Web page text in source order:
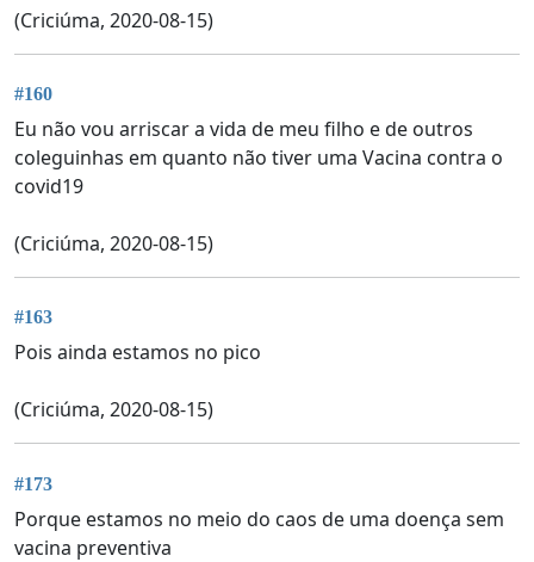
(Criciúma, 2020-08-15)
#160
Eu não vou arriscar a vida de meu filho e de outros
coleguinhas em quanto não tiver uma Vacina contra o
covid19
(Criciúma, 2020-08-15)
#163
Pois ainda estamos no pico
(Criciúma, 2020-08-15)
#173
Porque estamos no meio do caos de uma doença sem
vacina preventiva